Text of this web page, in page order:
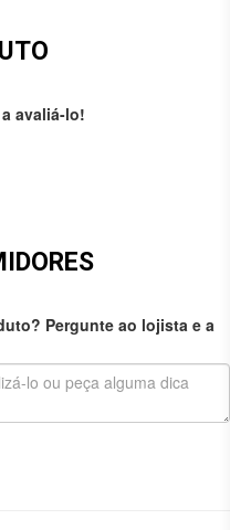
avaliá-lo!
Pergunte ao lojista e a